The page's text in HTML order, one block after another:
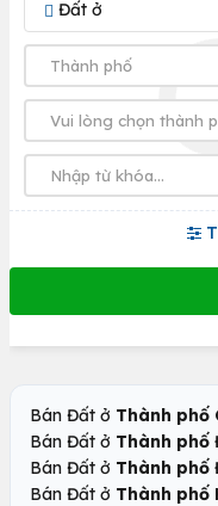
Đất ở
Bán Đất ở Thành phố
Bán Đất ở Thành phố
Bán Đất ở Thành phố
Bán Đất ở Thành phố